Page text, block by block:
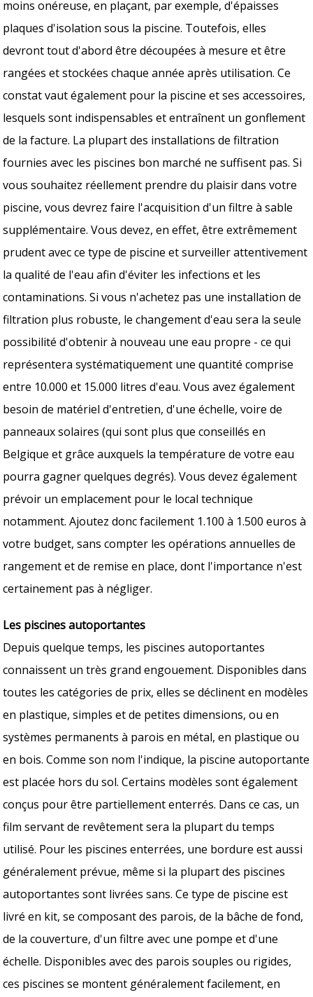
moins onéreuse, en plaçant, par exemple, d'épaisses
plaques d'isolation sous la piscine. Toutefois, elles
devront tout d'abord être découpées à mesure et être
rangées et stockées chaque année après utilisation. Ce
constat vaut également pour la piscine et ses accessoires,
lesquels sont indispensables et entraînent un gonflement
de la facture. La plupart des installations de filtration
fournies avec les piscines bon marché ne suffisent pas. Si
vous souhaitez réellement prendre du plaisir dans votre
piscine, vous devrez faire l'acquisition d'un filtre à sable
supplémentaire. Vous devez, en effet, être extrêmement
prudent avec ce type de piscine et surveiller attentivement
la qualité de l'eau afin d'éviter les infections et les
contaminations. Si vous n'achetez pas une installation de
filtration plus robuste, le changement d'eau sera la seule
possibilité d'obtenir à nouveau une eau propre - ce qui
représentera systématiquement une quantité comprise
entre 10.000 et 15.000 litres d'eau. Vous avez également
besoin de matériel d'entretien, d'une échelle, voire de
panneaux solaires (qui sont plus que conseillés en
Belgique et grâce auxquels la température de votre eau
pourra gagner quelques degrés). Vous devez également
prévoir un emplacement pour le local technique
notamment. Ajoutez donc facilement 1.100 à 1.500 euros à
votre budget, sans compter les opérations annuelles de
rangement et de remise en place, dont l'importance n'est
certainement pas à négliger.
Les piscines autoportantes
Depuis quelque temps, les piscines autoportantes
connaissent un très grand engouement. Disponibles dans
toutes les catégories de prix, elles se déclinent en modèles
en plastique, simples et de petites dimensions, ou en
systèmes permanents à parois en métal, en plastique ou
en bois. Comme son nom l'indique, la piscine autoportante
est placée hors du sol. Certains modèles sont également
conçus pour être partiellement enterrés. Dans ce cas, un
film servant de revêtement sera la plupart du temps
utilisé. Pour les piscines enterrées, une bordure est aussi
généralement prévue, même si la plupart des piscines
autoportantes sont livrées sans. Ce type de piscine est
livré en kit, se composant des parois, de la bâche de fond,
de la couverture, d'un filtre avec une pompe et d'une
échelle. Disponibles avec des parois souples ou rigides,
ces piscines se montent généralement facilement, en